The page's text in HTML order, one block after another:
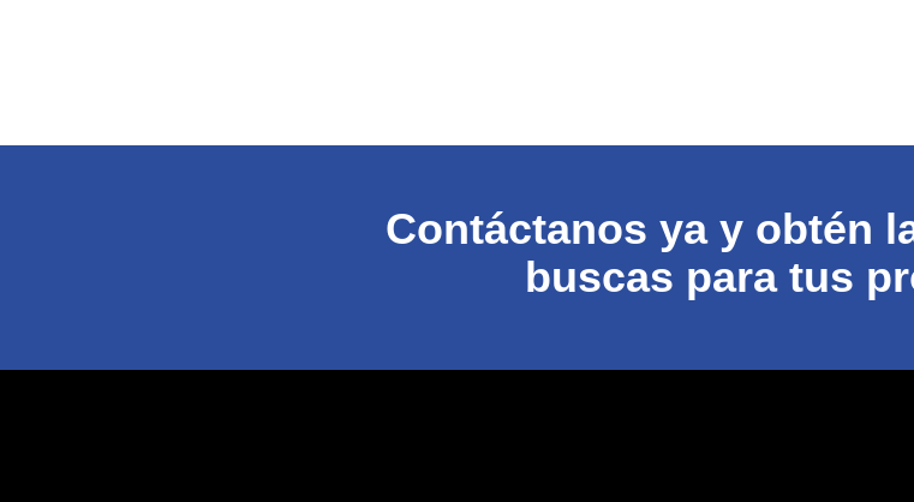
Contáctanos ya y obtén
buscas para tus